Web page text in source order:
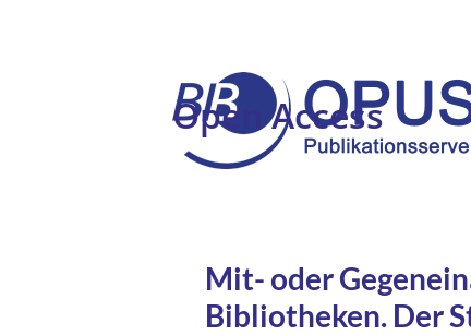
Open Access
Mit- oder
Bibliotheken. Der